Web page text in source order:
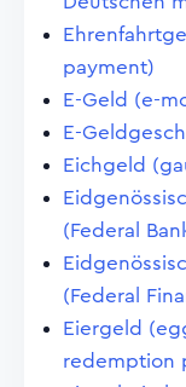
payment)
E-Geld (e-
E-
Eichgeld
(Federal
(Federal
Eiergeld
redemption